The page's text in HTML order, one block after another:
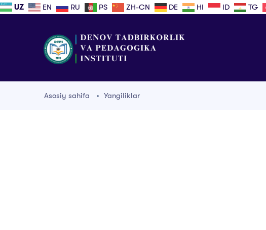
UZ EN RU PS ZH-CN DE HI ID TG
Asosiy sahifa Yangiliklar